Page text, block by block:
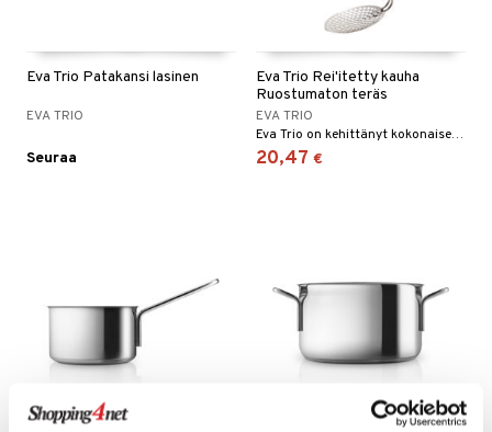
Eva Trio Patakansi lasinen
EVA TRIO
Seuraa
Eva Trio Rei'itetty kauha
Ruostumaton teräs
EVA TRIO
Eva Trio on kehittänyt kokonaisen sarjan tarjoiluvälineitä.
20,47 €
Saatavana useana vaihtoehtona Saatavana useana vaihtoehtona